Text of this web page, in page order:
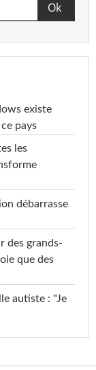
existe
pays
les
débarrasse
des grands-
que des
autiste : "Je